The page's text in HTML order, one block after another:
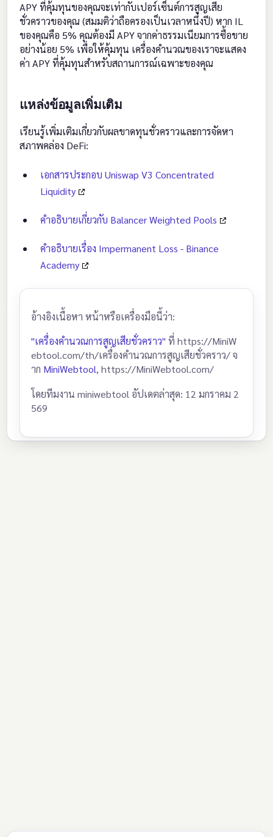
APY ที่คุ้มทุนของคุณจะเท่ากับเปอร์เซ็นต์การสูญเสีย
ชั่วคราวของคุณ (สมมติว่าถือครองเป็นเวลาหนึ่งปี) หาก IL
ของคุณคือ 5% คุณต้องมี APY จากค่าธรรมเนียมการซื้อขาย
อย่างน้อย 5% เพื่อให้คุ้มทุน เครื่องคำนวณของเราจะแสดง
ค่า APY ที่คุ้มทุนสำหรับสถานการณ์เฉพาะของคุณ
แหล่งข้อมูลเพิ่มเติม
เรียนรู้เพิ่มเติมเกี่ยวกับผลขาดทุนชั่วคราวและการจัดหา
สภาพคล่อง DeFi:
เอกสารประกอบ Uniswap V3 Concentrated
Liquidity
คำอธิบายเกี่ยวกับ Balancer Weighted Pools
คำอธิบายเรื่อง Impermanent Loss - Binance
Academy
อ้างอิงเนื้อหา หน้าหรือเครื่องมือนี้ว่า:
"เครื่องคำนวณการสูญเสียชั่วคราว" ที่ https://MiniW
ebtool.com/th/เครื่องคำนวณการสูญเสียชั่วคราว/ จ
าก MiniWebtool, https://MiniWebtool.com/
โดยทีมงาน miniwebtool อัปเดตล่าสุด: 12 มกราคม 2
569